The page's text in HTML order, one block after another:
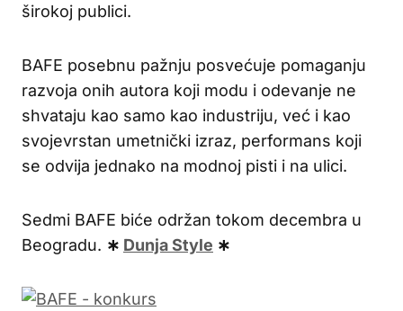
širokoj publici.
BAFE posebnu pažnju posvećuje pomaganju
razvoja onih autora koji modu i odevanje ne
shvataju kao samo kao industriju, već i kao
svojevrstan umetnički izraz, performans koji
se odvija jednako na modnoj pisti i na ulici.
Sedmi BAFE biće održan tokom decembra u
Beogradu. ∗ Dunja Style ∗